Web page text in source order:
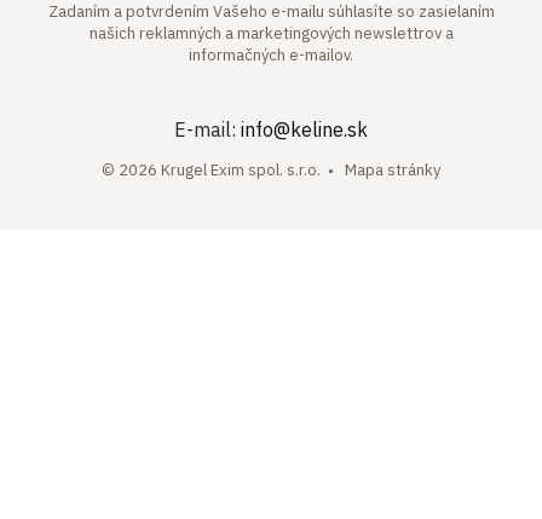
Zadaním a potvrdením Vašeho e-mailu súhlasíte so zasielaním
našich reklamných a marketingových newslettrov a
informačných e-mailov.
E-mail: info@keline.sk
© 2026 Krugel Exim spol. s.r.o. • Mapa stránky